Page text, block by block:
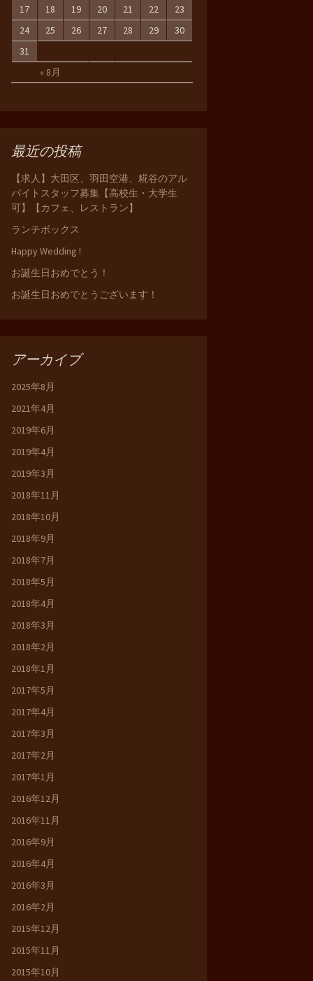
« 8月
17
18 19 20 21 22
23
24
25 26 27 28 29
30
31
最近の投稿
【求人】大田区、羽田空港、糀谷のアル
バイトスタッフ募集【高校生・大学生
可】【カフェ、レストラン】
ランチボックス
Happy Wedding !
お誕生日おめでとう！
お誕生日おめでとうございます！
アーカイブ
2025年8月
2021年4月
2019年6月
2019年4月
2019年3月
2018年11月
2018年10月
2018年9月
2018年7月
2018年5月
2018年4月
2018年3月
2018年2月
2018年1月
2017年5月
2017年4月
2017年3月
2017年2月
2017年1月
2016年12月
2016年11月
2016年9月
2016年4月
2016年3月
2016年2月
2015年12月
2015年11月
2015年10月